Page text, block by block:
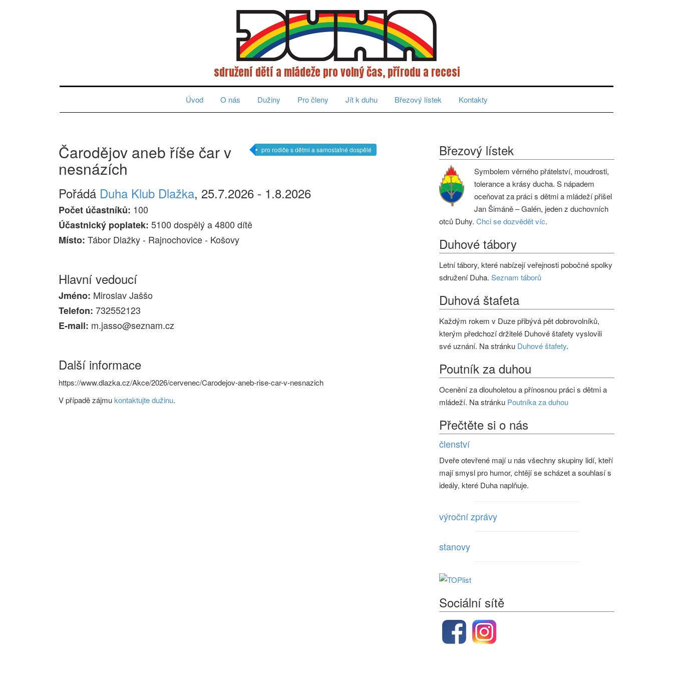
sdružení dětí a mládeže pro volný čas, přírodu a recesi
Úvod O nás Dužiny Pro členy Jít k duhu Březový lístek Kontakty
pro rodiče s dětmi a samostatné dospělé
Čarodějov aneb říše čar v
nesnázích
Pořádá Duha Klub Dlažka, 25.7.2026 - 1.8.2026
Počet účastníků: 100
Účastnický poplatek: 5100 dospělý a 4800 dítě
Místo: Tábor Dlažky - Rajnochovice - Košovy
Hlavní vedoucí
Jméno: Miroslav Jaššo
Telefon: 732552123
E-mail: m.jasso@seznam.cz
Další informace
https://www.dlazka.cz/Akce/2026/cervenec/Carodejov-aneb-rise-car-v-nesnazich
V případě zájmukontaktujte dužinu.
Březový lístek
Symbolem věrného přátelství, moudrosti,
tolerance a krásy ducha. S nápadem
oceňovat za práci s dětmi a mládeží přišel
Jan Šimáně – Galén, jeden z duchovních
otců Duhy. Chci se dozvědět víc.
Duhové tábory
Letní tábory, které nabízejí veřejnosti pobočné spolky
sdružení Duha. Seznam táborů
Duhová štafeta
Každým rokem v Duze přibývá pět dobrovolníků,
kterým předchozí držitelé Duhové štafety vyslovili
své uznání. Na stránku Duhové štafety.
Poutník za duhou
Ocenění za dlouholetou a přínosnou práci s dětmi a
mládeží. Na stránku Poutníka za duhou
Přečtěte si o nás
členství
Dveře otevřené mají u nás všechny skupiny lidí, kteří
mají smysl pro humor, chtějí se scházet a souhlasí s
ideály, které Duha naplňuje.
výroční zprávy
stanovy
Sociální sítě